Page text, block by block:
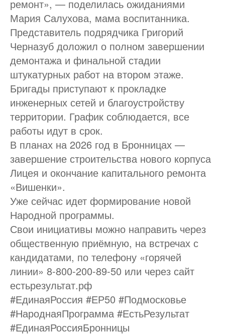
ремонт», — поделилась ожиданиями
Мария Салухова, мама воспитанника.
Представитель подрядчика Григорий
Черназуб доложил о полном завершении
демонтажа и финальной стадии
штукатурных работ на втором этаже.
Бригады приступают к прокладке
инженерных сетей и благоустройству
территории. График соблюдается, все
работы идут в срок.
В планах на 2026 год в Бронницах —
завершение строительства нового корпуса
Лицея и окончание капитального ремонта
«Вишенки».
Уже сейчас идет формирование новой
Народной программы.
Свои инициативы можно направить через
общественную приёмную, на встречах с
кандидатами, по телефону «горячей
линии» 8-800-200-89-50 или через сайт
естьрезультат.рф
#ЕдинаяРоссия #ЕР50 #Подмосковье
#НароднаяПрограмма #ЕстьРезультат
#ЕдинаяРоссияБронницы